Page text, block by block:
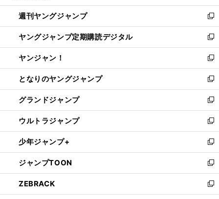
開
く
ウ
で
開
く
ン
ド
ウ
で
開
く
ウ
ィ
ン
ド
ウ
で
開
く
週刊ヤングジャンプ
新
し
い
ウ
ィ
ン
ド
ウ
で
開
く
ヤングジャンプ定期購読デジタル
新
し
い
ウ
ィ
ン
ド
ウ
で
開
く
ヤンジャン！
新
し
い
ウ
ィ
ン
ド
ウ
で
開
く
となりのヤングジャンプ
新
し
い
ウ
ィ
ン
ド
ウ
で
開
く
グランドジャンプ
新
し
い
ウ
ィ
ン
ド
ウ
で
開
ウルトラジャンプ
新
し
い
ウ
ィ
ン
ド
ウ
少年ジャンプ+
新
し
い
ウ
ィ
ン
ジャンプTOON
新
し
い
ウ
ZEBRACK
新
し